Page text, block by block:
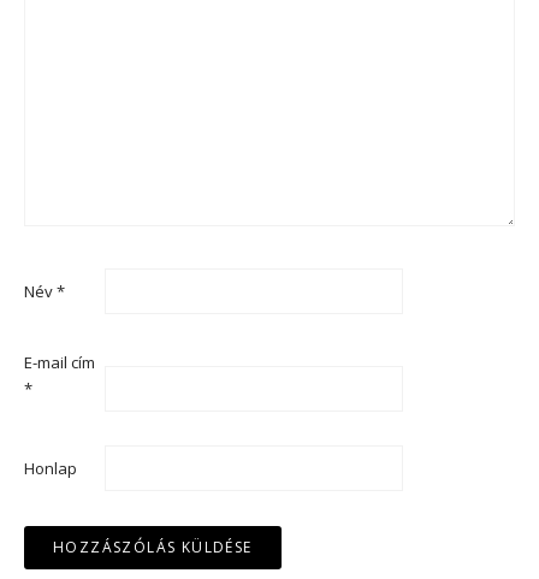
Név*
E-mail cím
*
Honlap